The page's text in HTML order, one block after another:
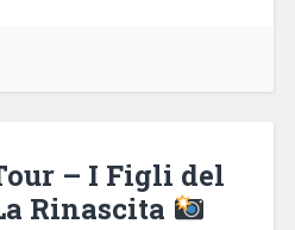
– I Figli del
Rinascita